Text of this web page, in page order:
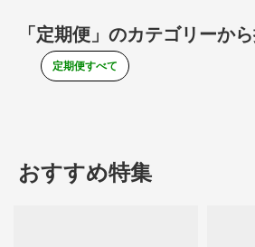
「定期便」のカテゴリーか
定期便すべて
おすすめ特集